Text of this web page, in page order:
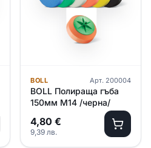
BOLL Арт. 200004
BOLL Полираща гъба
150мм M14 /черна/
4,80 €
9,39 лв.